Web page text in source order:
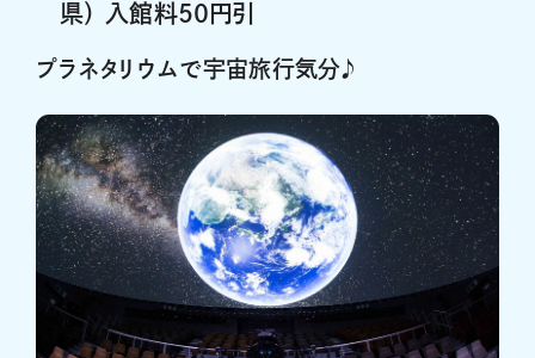
県） 入館料50円引
プラネタリウムで宇宙旅行気分♪